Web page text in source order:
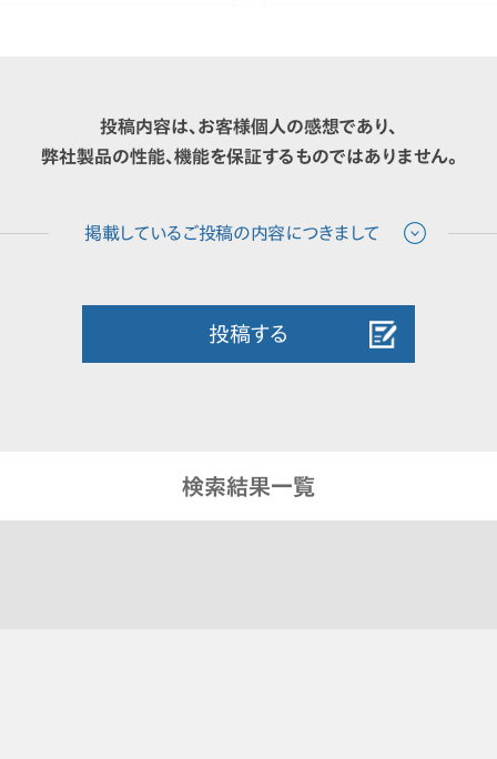
投稿内容は、お客様個人の感想であり、
弊社製品の性能、機能を保証するものではありません。
投稿する
検索結果一覧